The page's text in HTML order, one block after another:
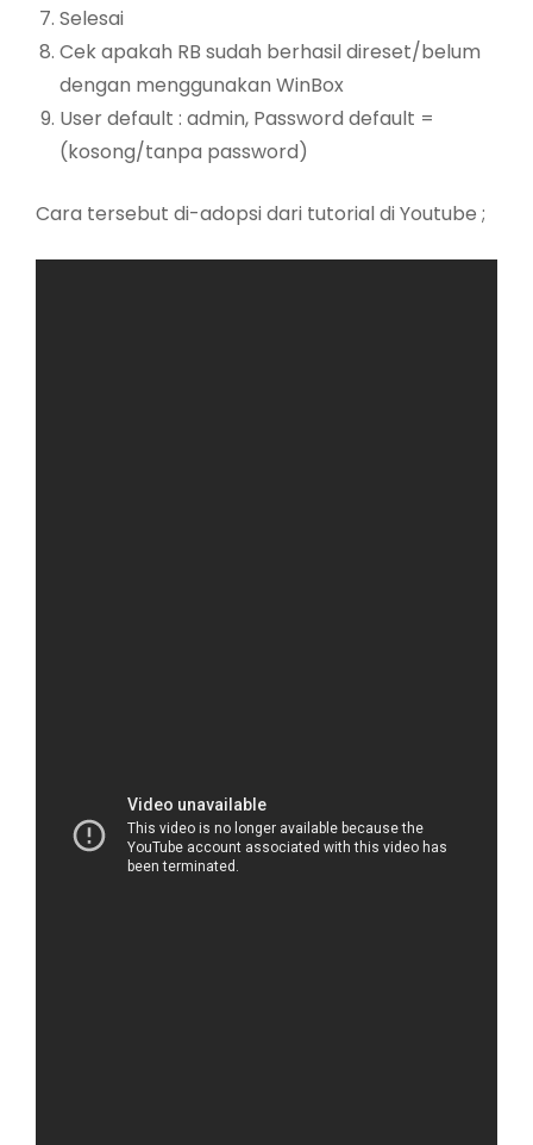
Selesai
Cek apakah RB sudah berhasil direset/belum
dengan menggunakan WinBox
User default : admin, Password default =
(kosong/tanpa password)
Cara tersebut di-adopsi dari tutorial di Youtube ;